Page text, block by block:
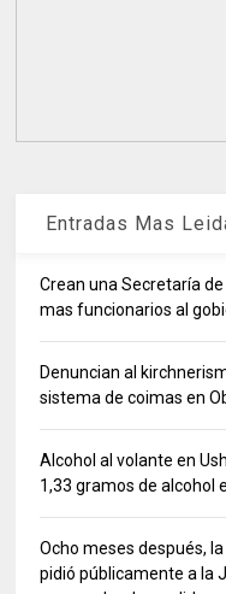
Entradas Mas
Crean una Secretaría
mas funcionarios al
Denuncian al
sistema de coimas en
Alcohol al volante en
1,33 gramos de alcohol
Ocho meses después,
pidió públicamente a la